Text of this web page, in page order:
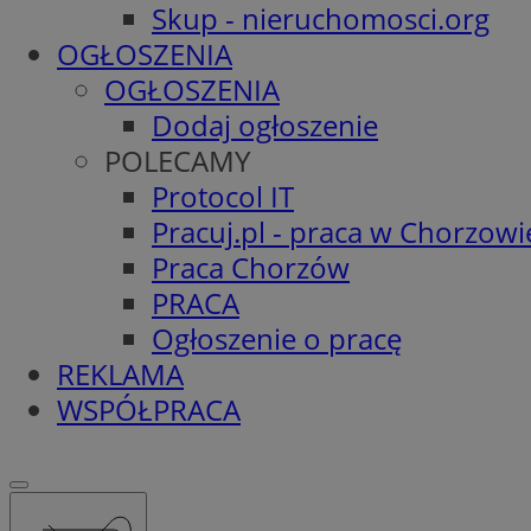
Skup - nieruchomosci.org
OGŁOSZENIA
OGŁOSZENIA
Dodaj ogłoszenie
POLECAMY
Protocol IT
Pracuj.pl - praca w
Praca Chorzów
PRACA
Ogłoszenie o pracę
REKLAMA
WSPÓŁPRACA